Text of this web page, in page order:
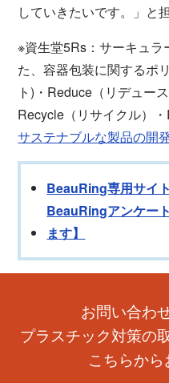
していきたいです。」と
※資生堂5Rs：サーキュ
た、容器包装に関するポ
ト)・Reduce（リデュー
Recycle（リサイクル）
サステナブルな製品の開
BeauRing専用サイト
BeauRingアンケー
ます】
お問い合わ
プラスチック対策の
こちらか